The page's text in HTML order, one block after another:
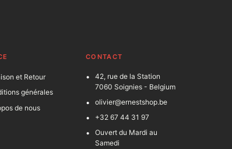
et Retour
générales
de nous
CONTACT
42, rue de la Station
7060 Soignies - Belgium
olivier@ernestshop.be
+32 67 44 31 97
Ouvert du Mardi au
Samedi